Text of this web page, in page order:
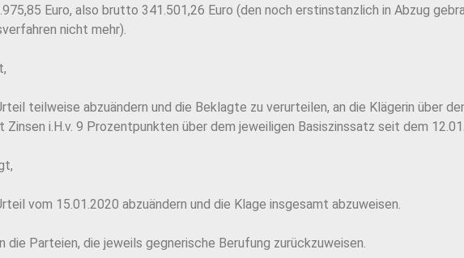
Euro, also brutto 341.501,26 Euro (den noch erstinstanzlich in Abzug
nicht mehr).
teilweise abzuändern und die Beklagte zu verurteilen, an die Klägerin über
Zinsen i.H.v. 9 Prozentpunkten über dem jeweiligen Basiszinssatz seit dem
vom 15.01.2020 abzuändern und die Klage insgesamt abzuweisen.
die Parteien, die jeweils gegnerische Berufung zurückzuweisen.